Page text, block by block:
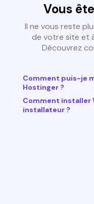
Vous
Il ne vous reste
de votre site et
Découvrez
Comment puis-je
Hostinger ?
Comment installer
installateur ?